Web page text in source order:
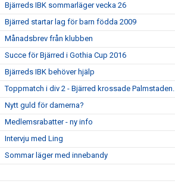
Bjärreds IBK sommarläger vecka 26
Bjärred startar lag för barn födda 2009
Månadsbrev från klubben
Succe för Bjärred i Gothia Cup 2016
Bjärreds IBK behöver hjälp
Toppmatch i div 2 - Bjärred krossade Palmstaden.
Nytt guld för damerna?
Medlemsrabatter - ny info
Intervju med Ling
Sommar läger med innebandy